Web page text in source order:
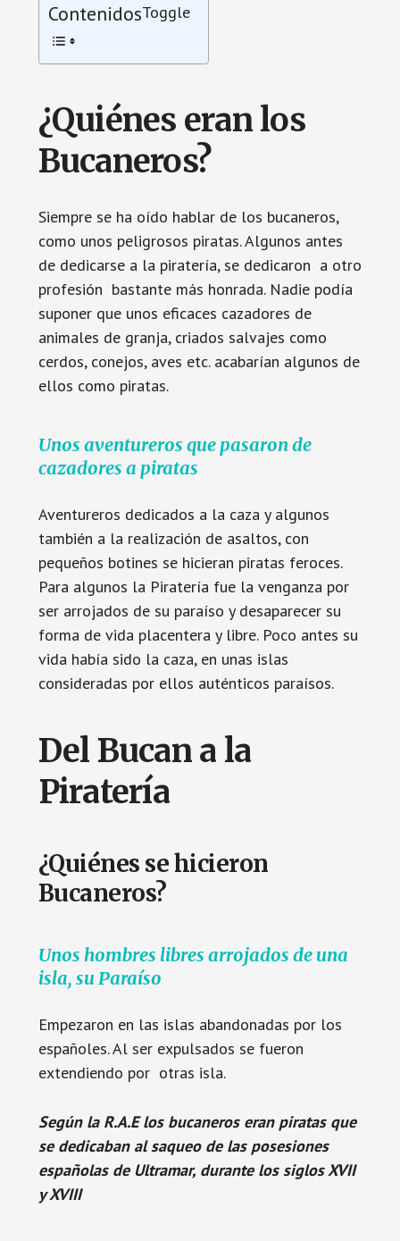
ContenidosToggle
¿Quiénes eran los
Bucaneros?
Siempre se ha oído hablar de los bucaneros,
como unos peligrosos piratas. Algunos antes
de dedicarse a la piratería, se dedicaron a otro
profesión bastante más honrada. Nadie podía
suponer que unos eficaces cazadores de
animales de granja, criados salvajes como
cerdos, conejos, aves etc. acabarían algunos de
ellos como piratas.
Unos aventureros que pasaron de
cazadores a piratas
Aventureros dedicados a la caza y algunos
también a la realización de asaltos, con
pequeños botines se hicieran piratas feroces.
Para algunos la Piratería fue la venganza por
ser arrojados de su paraíso y desaparecer su
forma de vida placentera y libre. Poco antes su
vida había sido la caza, en unas islas
consideradas por ellos auténticos paraísos.
Del Bucan a la
Piratería
¿Quiénes se hicieron
Bucaneros?
Unos hombres libres arrojados de una
isla, su Paraíso
Empezaron en las islas abandonadas por los
españoles. Al ser expulsados se fueron
extendiendo por otras isla.
Según la R.A.E los bucaneros eran piratas que
se dedicaban al saqueo de las posesiones
españolas de Ultramar, durante los siglos XVII
y XVIII